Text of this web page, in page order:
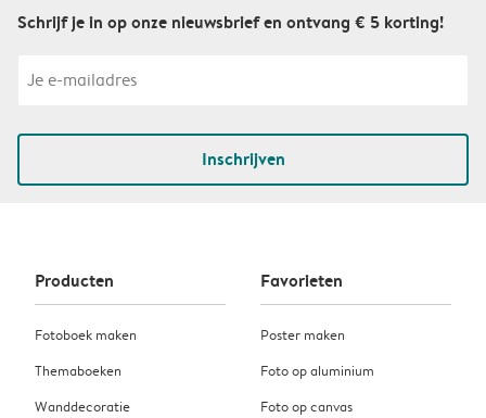
Schrijf je in op onze nieuwsbrief en ontvang € 5 korting!
Inschrijven
Producten
Fotoboek maken
Themaboeken
Wanddecoratie
Favorieten
Poster maken
Foto op aluminium
Foto op canvas